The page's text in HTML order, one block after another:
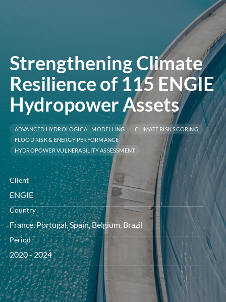
menu
Strengthening Climate
Resilience of 115 ENGIE
Hydropower Assets
ADVANCED HYDROLOGICAL MODELLING
CLIMATE RISK SCORING
FLOOD RISK & ENERGY PERFORMANCE
HYDROPOWER VULNERABILITY ASSESSMENT
Client
ENGIE
Country
France, Portugal, Spain, Belgium, Brazil
Period
2020 - 2024